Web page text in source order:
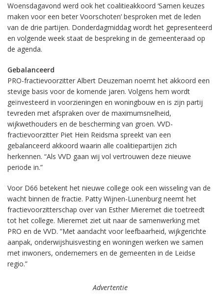
Woensdagavond werd ook het coalitieakkoord ‘Samen keuzes
maken voor een beter Voorschoten’ besproken met de leden
van de drie partijen. Donderdagmiddag wordt het gepresenteerd
en volgende week staat de bespreking in de gemeenteraad op
de agenda.
Gebalanceerd
PRO-fractievoorzitter Albert Deuzeman noemt het akkoord een
stevige basis voor de komende jaren. Volgens hem wordt
geïnvesteerd in voorzieningen en woningbouw en is zijn partij
tevreden met afspraken over de maximumsnelheid,
wijkwethouders en de bescherming van groen. VVD-
fractievoorzitter Piet Hein Reidsma spreekt van een
gebalanceerd akkoord waarin alle coalitiepartijen zich
herkennen. “Als VVD gaan wij vol vertrouwen deze nieuwe
periode in.”
Voor D66 betekent het nieuwe college ook een wisseling van de
wacht binnen de fractie. Patty Wijnen-Lunenburg neemt het
fractievoorzitterschap over van Esther Mieremet die toetreedt
tot het college. Mieremet ziet uit naar de samenwerking met
PRO en de VVD. ”Met aandacht voor leefbaarheid, wijkgerichte
aanpak, onderwijshuisvesting en woningen werken we samen
met inwoners, ondernemers en de gemeenten in de Leidse
regio.”
Advertentie